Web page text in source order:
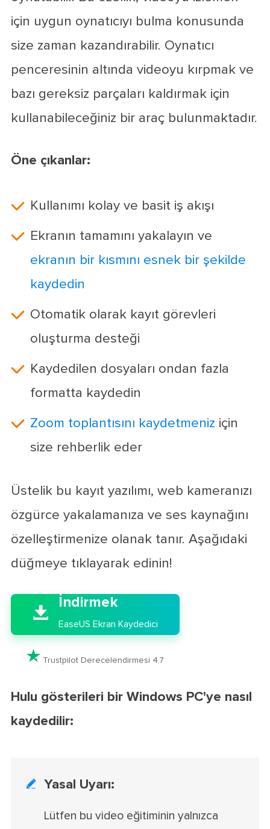
için uygun oynatıcıyı bulma konusunda
size zaman kazandırabilir. Oynatıcı
penceresinin altında videoyu kırpmak ve
bazı gereksiz parçaları kaldırmak için
kullanabileceğiniz bir araç bulunmaktadır.
Öne çıkanlar:
Kullanımı kolay ve basit iş akışı
Ekranın tamamını yakalayın ve
ekranın bir kısmını esnek bir şekilde
kaydedin
Otomatik olarak kayıt görevleri
oluşturma desteği
Kaydedilen dosyaları ondan fazla
formatta kaydedin
Zoom toplantısını kaydetmeniz için
size rehberlik eder
Üstelik bu kayıt yazılımı, web kameranızı
özgürce yakalamanıza ve ses kaynağını
özelleştirmenize olanak tanır. Aşağıdaki
düğmeye tıklayarak edinin!


İndirmek
EaseUS Ekran Kaydedici
 Trustpilot Derecelendirmesi 4.7
Hulu gösterileri bir Windows PC'ye nasıl
kaydedilir:
 Yasal Uyarı:
Lütfen bu video eğitiminin yalnızca